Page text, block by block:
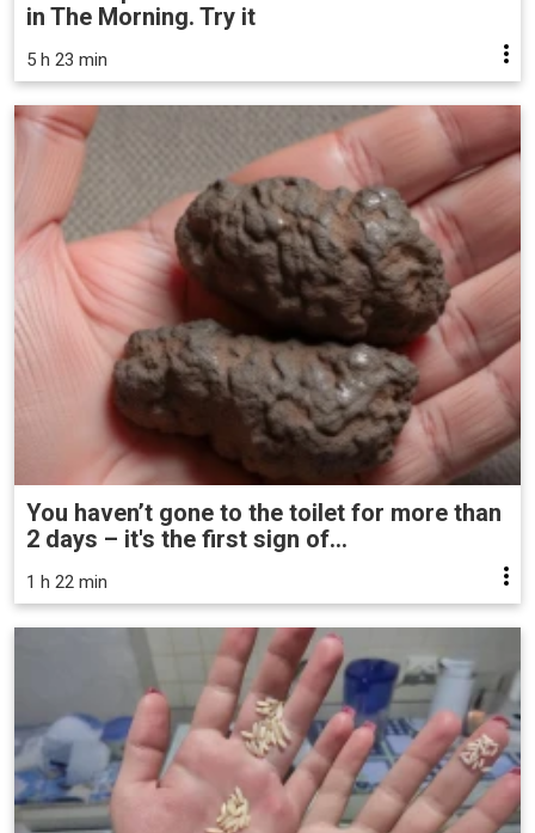
in The Morning. Try it
5 h 23 min
You haven’t gone to the toilet for more than
2 days – it's the first sign of...
1 h 22 min